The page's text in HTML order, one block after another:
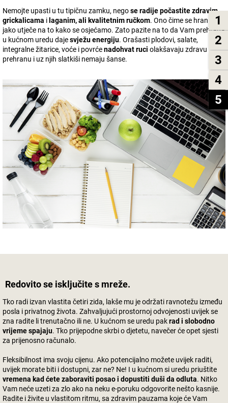
1
2
3
4
5
Nemojte upasti u tu tipičnu zamku, negose radije počastite zdravim
grickalicama i laganim, ali kvalitetnim ručkom. Ono čime se hranimo
jako utječe na to kako se osjećamo. Zato pazite na to da Vam prehrana
u kućnom uredu dajesvježu energiju. Orašasti plodovi, salate,
integralne žitarice, voće i povrćenadohvat ruci olakšavaju zdravu
prehranu i uz njih slatkiši nemaju šanse.
Redovito se isključite s mreže.
Tko radi izvan vlastita četiri zida, lakše mu je održati ravnotežu između
posla i privatnog života. Zahvaljujući prostornoj odvojenosti uvijek se
zna radite li trenutačno ili ne. U kućnom se uredu pakrad i slobodno
vrijeme spajaju. Tko prijepodne skrbi o djetetu, navečer će opet sjesti
za prijenosno računalo.
Fleksibilnost ima svoju cijenu. Ako potencijalno možete uvijek raditi,
uvijek morate biti i dostupni, zar ne? Ne! I u kućnom si uredu priuštite
vremena kad ćete zaboraviti posao i dopustiti duši da odluta. Nitko
Vam neće uzeti za zlo ako na neku e-poruku odgovorite nešto kasnije.
Radite i živite u vlastitom ritmu, sa zdravim pauzama koje će Vam